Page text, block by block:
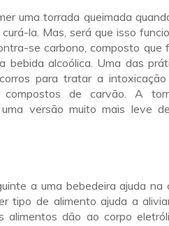
uma torrada queimada
la. Mas, será que isso
se carbono, composto que
bebida alcoólica. Uma das
para tratar a
de carvão. A
versão muito mais leve
a uma bebedeira ajuda na
tipo de alimento ajuda a
alimentos dão ao corpo